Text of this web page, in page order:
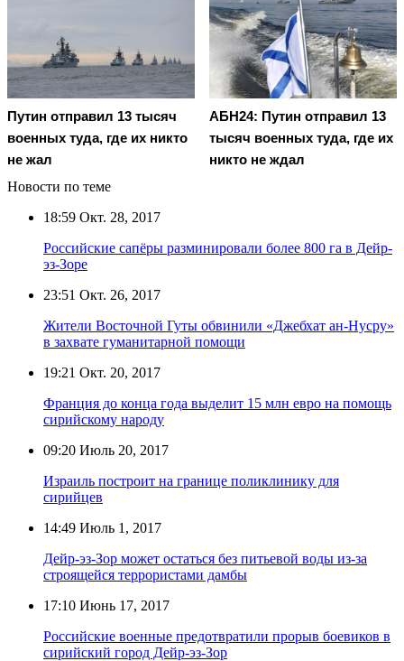
Путин отправил 13 тысяч
военных туда, где их никто
не жал
АБН24: Путин отправил 13
тысяч военных туда, где их
никто не ждал
Новости по теме
18:59 Окт. 28, 2017
Российские сапёры разминировали более 800 га в Дейр-
эз-Зоре
23:51 Окт. 26, 2017
Жители Восточной Гуты обвинили «Джебхат ан-Нусру»
в захвате гуманитарной помощи
19:21 Окт. 20, 2017
Франция до конца года выделит 15 млн евро на помощь
сирийскому народу
09:20 Июль 20, 2017
Израиль построит на границе поликлинику для
сирийцев
14:49 Июль 1, 2017
Дейр-эз-Зор может остаться без питьевой воды из-за
строящейся террористами дамбы
17:10 Июнь 17, 2017
Российские военные предотвратили прорыв боевиков в
сирийский город Дейр-эз-Зор